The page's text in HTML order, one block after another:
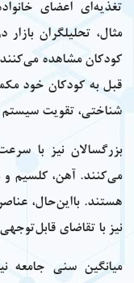
تغذیه‌ای اعضای
مثال، تحلیلگران
کودکان مشاهده
قبل به کودکان خود
شناختی، تقویت
بزرگسالان نیز با
می‌کنند. آهن، کلسیم و
هستند. بااین‌حال،
نیز با تقاضای
میانگین سنی جامعه